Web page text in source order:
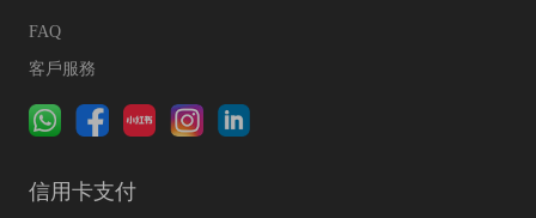
FAQ
客戶服務
信用卡支付